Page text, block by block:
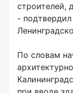
строителей,
- подтвердил
По словам